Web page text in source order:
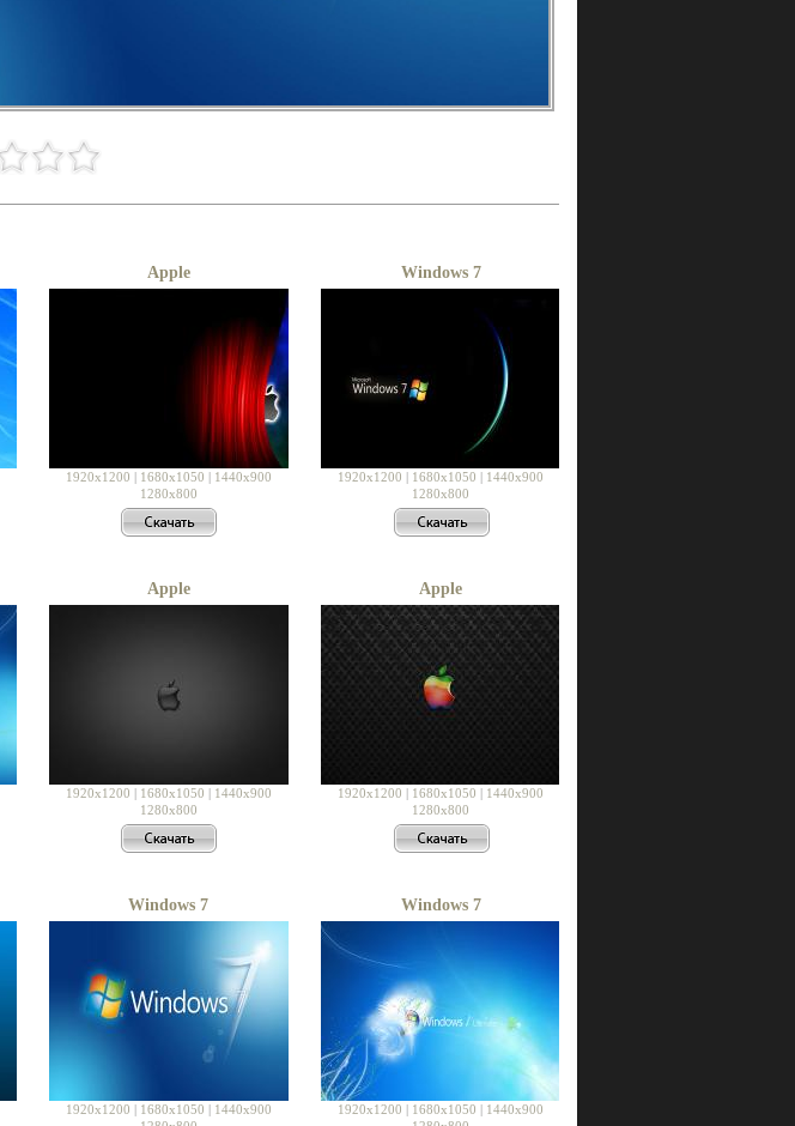
Apple
1920x1200 | 1680x1050 | 1440x900
1280x800
Windows 7
1920x1200 | 1680x1050 | 1440x900
1280x800
Apple
1920x1200 | 1680x1050 | 1440x900
1280x800
Apple
1920x1200 | 1680x1050 | 1440x900
1280x800
Windows 7
1920x1200 | 1680x1050 | 1440x900
Windows 7
1920x1200 | 1680x1050 | 1440x900